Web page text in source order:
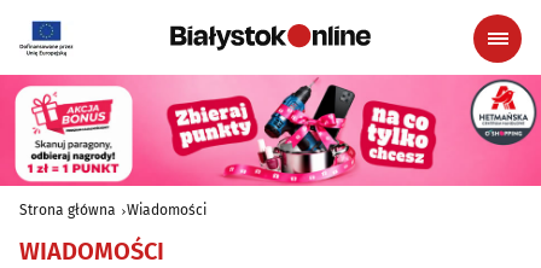
Strona główna Wiadomości
WIADOMOŚCI